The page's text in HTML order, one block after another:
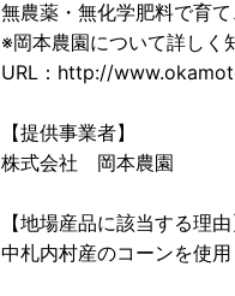
無農薬・無化学肥料で育
※岡本農園について詳しく
URL：http://
【提供事業者】
株式会社 岡本農園
【地場産品に該当する理由
中札内村産のコーンを使用